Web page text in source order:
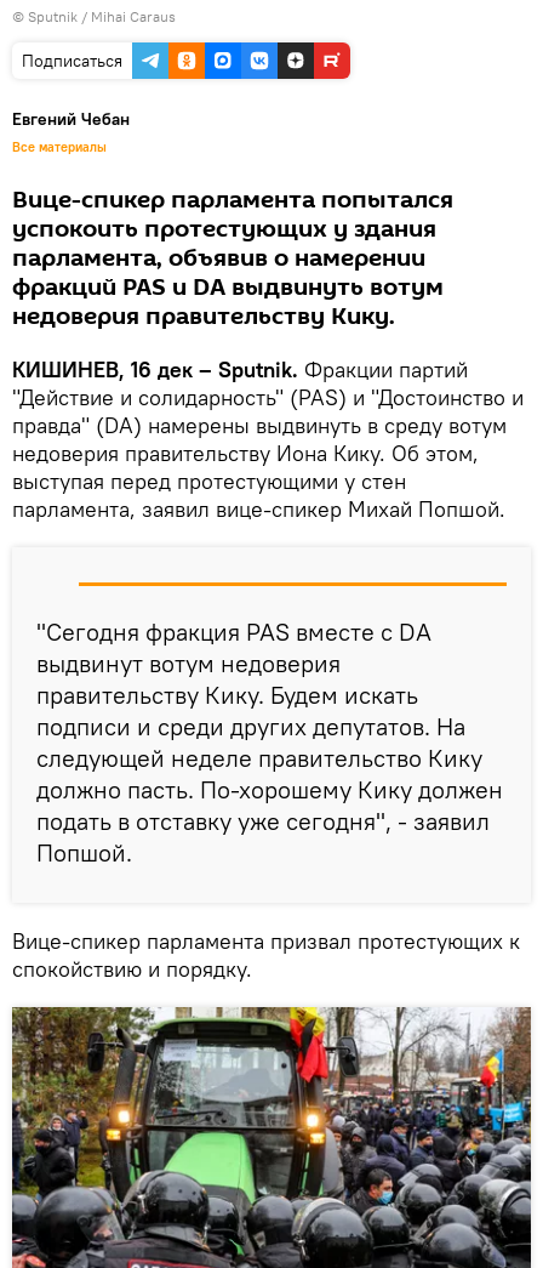
© Sputnik / Mihai Caraus
Подписаться
Евгений Чебан
Все материалы
Вице-спикер парламента попытался
успокоить протестующих у здания
парламента, объявив о намерении
фракций PAS и DA выдвинуть вотум
недоверия правительству Кику.
КИШИНЕВ, 16 дек – Sputnik. Фракции партий
"Действие и солидарность" (PAS) и "Достоинство и
правда" (DA) намерены выдвинуть в среду вотум
недоверия правительству Иона Кику. Об этом,
выступая перед протестующими у стен
парламента, заявил вице-спикер Михай Попшой.
"Сегодня фракция PAS вместе с DA
выдвинут вотум недоверия
правительству Кику. Будем искать
подписи и среди других депутатов. На
следующей неделе правительство Кику
должно пасть. По-хорошему Кику должен
подать в отставку уже сегодня", - заявил
Попшой.
Вице-спикер парламента призвал протестующих к
спокойствию и порядку.